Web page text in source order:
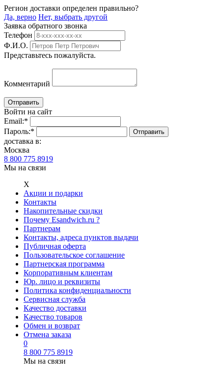
Регион доставки определен правильно?
Да, верно Нет, выбрать другой
Заявка обратного звонка
Телефон
Ф.И.О.
Представьтесь пожалуйста.
Комментарий
Войти на сайт
Email:*
Пароль:*
доставка в:
Москва
8 800 775 8919
Мы на связи
Х
Акции и подарки
Контакты
Накопительные скидки
Почему Esandwich.ru ?
Партнерам
Контакты, адреса пунктов выдачи
Публичная оферта
Пользовательское соглашение
Партнерская программа
Корпоративным клиентам
Юр. лицо и реквизиты
Политика конфиденциальности
Сервисная служба
Качество доставки
Качество товаров
Обмен и возврат
Отмена заказа
0
8 800 775 8919
Мы на связи